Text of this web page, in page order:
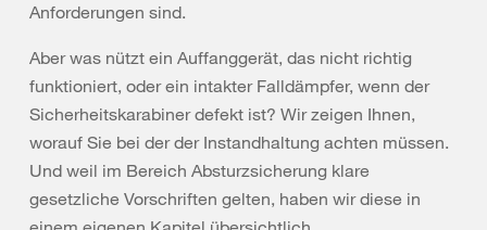
Anforderungen sind.
Aber was nützt ein Auffanggerät, das nicht richtig
funktioniert, oder ein intakter Falldämpfer, wenn der
Sicherheitskarabiner defekt ist? Wir zeigen Ihnen,
worauf Sie bei der der Instandhaltung achten müssen.
Und weil im Bereich Absturzsicherung klare
gesetzliche Vorschriften gelten, haben wir diese in